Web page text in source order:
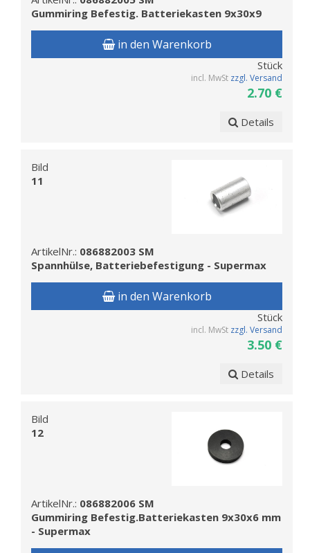
Gummiring Befestig. Batteriekasten 9x30x9
in den Warenkorb
Stück
incl. MwSt zzgl. Versand
2.70 €
Details
Bild
11
ArtikelNr.: 086882003 SM
Spannhülse, Batteriebefestigung - Supermax
in den Warenkorb
Stück
incl. MwSt zzgl. Versand
3.50 €
Details
Bild
12
ArtikelNr.: 086882006 SM
Gummiring Befestig.Batteriekasten 9x30x6 mm
- Supermax